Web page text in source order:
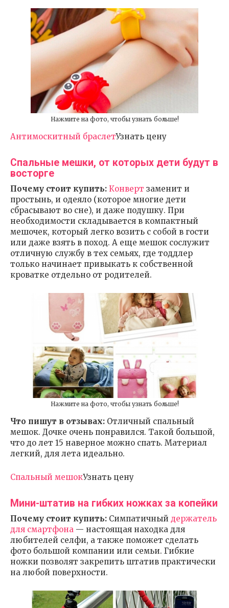
Нажмите на фото, чтобы узнать больше!
Антимоскитный браслетУзнать цену
Спальные мешки, от которых дети будут в
восторге
Почему стоит купить: Конверт заменит и
простынь, и одеяло (которое многие дети
сбрасывают во сне), и даже подушку. При
необходимости складывается в компактный
мешочек, который легко возить с собой в гости
или даже взять в поход. А еще мешок сослужит
отличную службу в тех семьях, где тоддлер
только начинает привыкать к собственной
кроватке отдельно от родителей.
Нажмите на фото, чтобы узнать больше!
Что пишут в отзывах: Отличный спальный
мешок. Дочке очень понравился. Такой большой,
что до лет 15 наверное можно спать. Материал
легкий, для лета идеально.
Спальный мешокУзнать цену
Мини-штатив на гибких ножках за копейки
Почему стоит купить: Симпатичный держатель
для смартфона — настоящая находка для
любителей селфи, а также поможет сделать
фото большой компании или семьи. Гибкие
ножки позволят закрепить штатив практически
на любой поверхности.